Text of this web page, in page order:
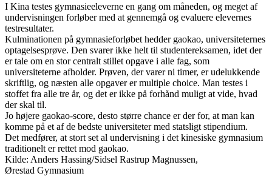
I Kina testes gymnasieeleverne en gang om måneden, og meget af
undervisningen forløber med at gennemgå og evaluere elevernes
testresultater.
Kulminationen på gymnasieforløbet hedder gaokao, universiteternes
optagelsesprøve. Den svarer ikke helt til studentereksamen, idet der
er tale om en stor centralt stillet opgave i alle fag, som
universiteterne afholder. Prøven, der varer ni timer, er udelukkende
skriftlig, og næsten alle opgaver er multiple choice. Man testes i
stoffet fra alle tre år, og det er ikke på forhånd muligt at vide, hvad
der skal til.
Jo højere gaokao-score, desto større chance er der for, at man kan
komme på et af de bedste universiteter med statsligt stipendium.
Det medfører, at stort set al undervisning i det kinesiske gymnasium
traditionelt er rettet mod gaokao.
Kilde: Anders Hassing/Sidsel Rastrup Magnussen,
Ørestad Gymnasium